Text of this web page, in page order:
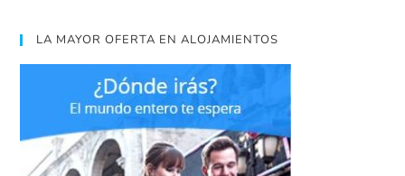
LA MAYOR OFERTA EN ALOJAMIENTOS